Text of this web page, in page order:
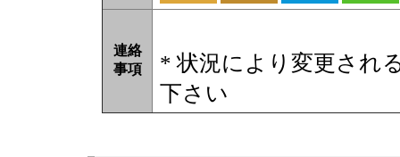
連絡
事項
* 状況により変更され
下さい